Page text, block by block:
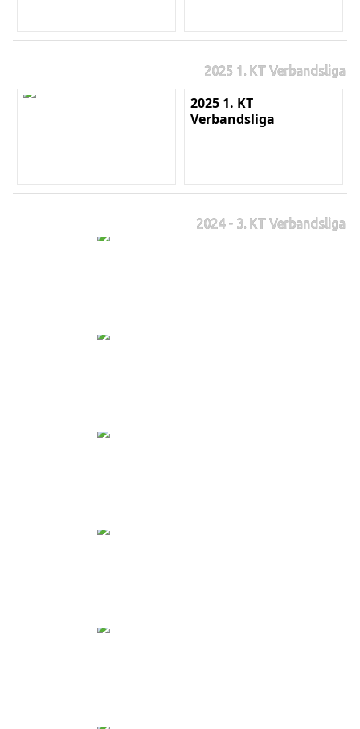
2025 1. KT Verbandsliga
2025 1. KT
Verbandsliga
2024 - 3. KT Verbandsliga